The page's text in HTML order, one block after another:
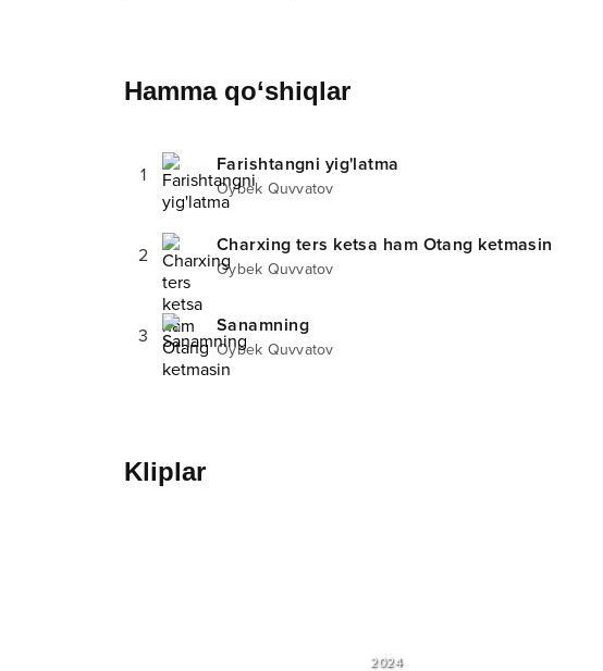
Hamma qo‘shiqlar
1 Farishtangni yig'latma
Oybek Quvvatov
2 Charxing ters ketsa ham Otang ketmasin
Oybek Quvvatov
3 Sanamning
Oybek Quvvatov
Kliplar
2024